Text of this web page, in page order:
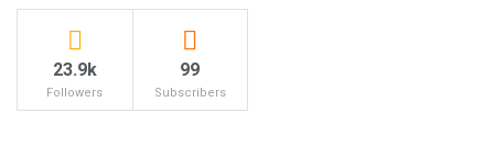
23.9k
Followers
99
Subscribers